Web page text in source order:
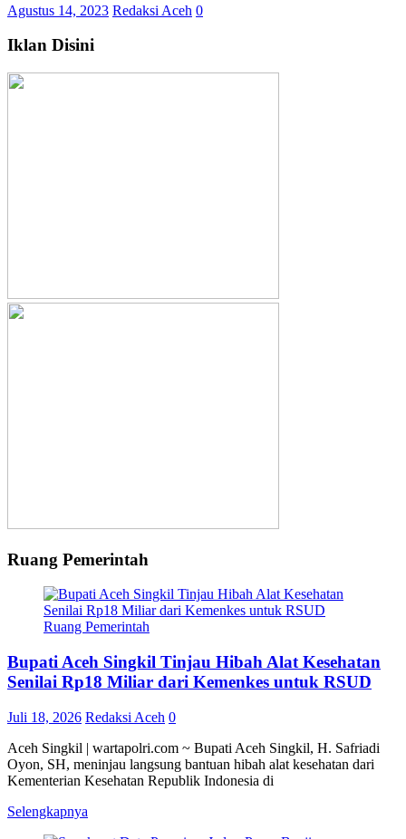
Agustus 14, 2023 Redaksi Aceh 0
Iklan Disini
Ruang Pemerintah
Ruang Pemerintah
Bupati Aceh Singkil Tinjau Hibah Alat Kesehatan
Senilai Rp18 Miliar dari Kemenkes untuk RSUD
Juli 18, 2026 Redaksi Aceh 0
Aceh Singkil | wartapolri.com ~ Bupati Aceh Singkil, H. Safriadi
Oyon, SH, meninjau langsung bantuan hibah alat kesehatan dari
Kementerian Kesehatan Republik Indonesia di
Selengkapnya